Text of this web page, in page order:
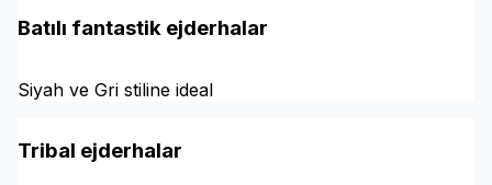
Batılı fantastik ejderhalar
Siyah ve Gri stiline ideal
Tribal ejderhalar